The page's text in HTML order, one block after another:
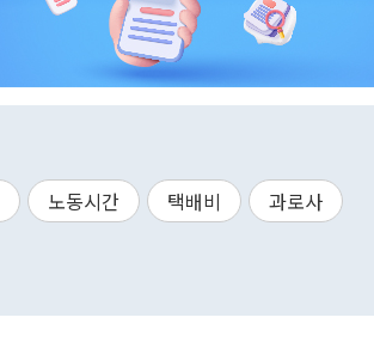
노동시간 택배비
과로사